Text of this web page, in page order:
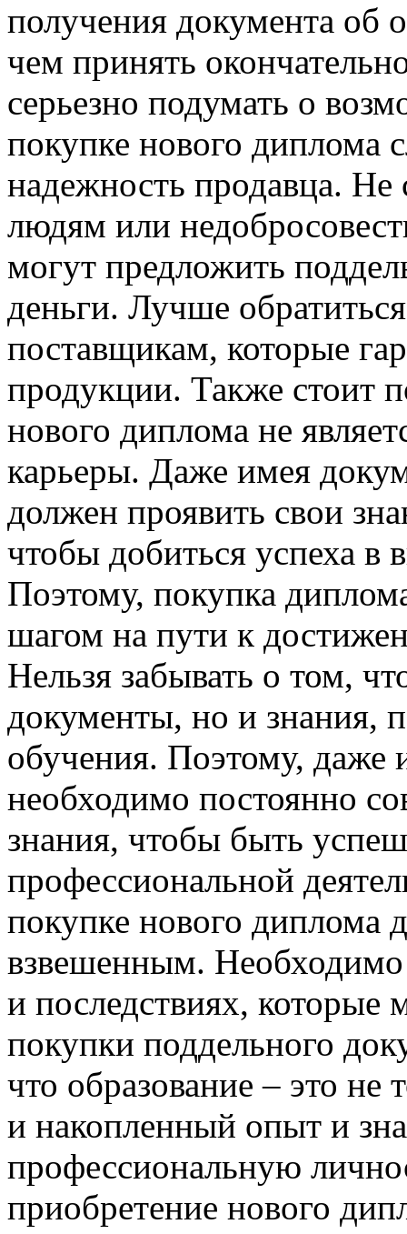
получения документа об
чем принять
серьезно подумать о
покупке нового диплома
надежность продавца. Не
людям или
могут предложить
деньги. Лучше
поставщикам, которые
продукции. Также стоит
нового диплома не
карьеры. Даже имея
должен проявить свои
чтобы добиться успеха в
Поэтому, покупка
шагом на пути к
Нельзя забывать о том,
документы, но и знания,
обучения. Поэтому,
необходимо постоянно
знания, чтобы быть
профессиональной
покупке нового
взвешенным.
и последствиях, которые
покупки поддельного
что образование – это
и накопленный опыт и
профессиональную
приобретение нового